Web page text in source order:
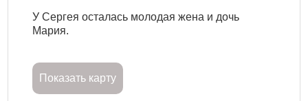
У Сергея осталась молодая жена и дочь
Мария.
Показать карту